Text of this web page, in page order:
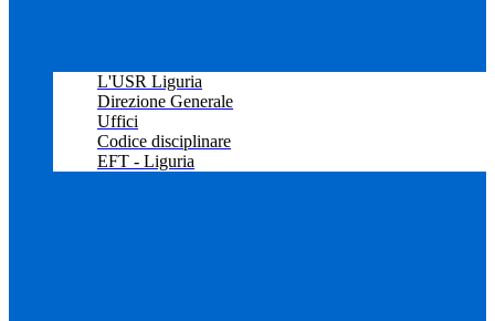
L'USR Liguria
Direzione Generale
Uffici
Codice disciplinare
EFT - Liguria